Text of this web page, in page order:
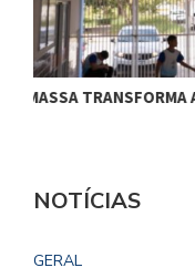
CHICO FILHO
NOTÍCIAS
GERAL